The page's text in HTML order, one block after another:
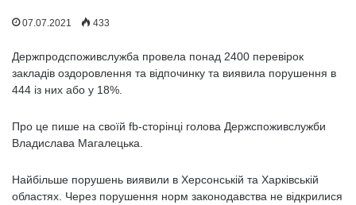
07.07.2021 433
Держпродспоживслужба провела понад 2400 перевірок
закладів оздоровлення та відпочинку та виявила порушення в
444 із них або у 18%.
Про це пише на своїй fb-сторінці голова Держспоживслужби
Владислава Магалецька.
Найбільше порушень виявили в Херсонській та Харківській
областях. Через порушення норм законодавства не відкрилися